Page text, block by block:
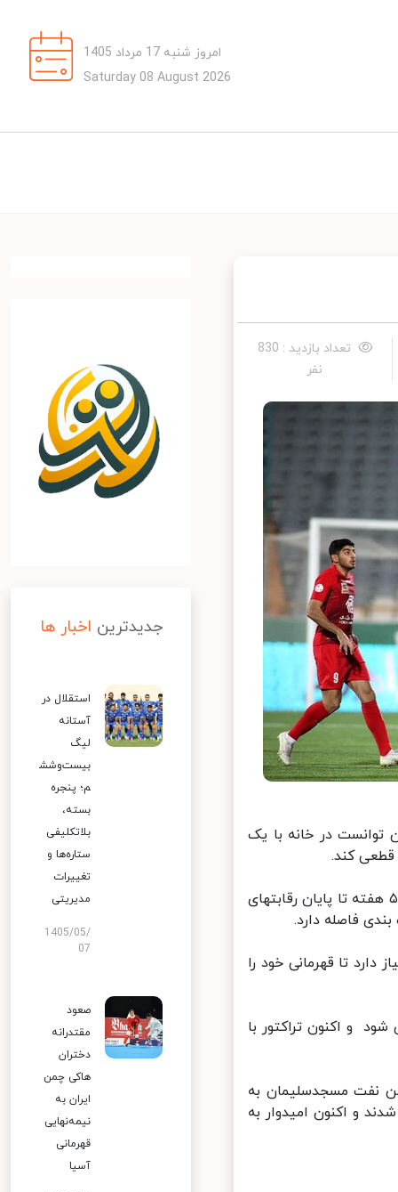
امروز شنبه 17 مرداد 1405
Saturday 08 August 2026
تعداد بازدید : 830
نفر
در خانه با یک
کند.
بی رحم اکنون فقط یک بازی تا قهرمانی در لیگ برتر فاصله دارد. ۵ هفته تا پایان رقابتهای
از ۵ بازی باقی مانده نیاز دارد تا قهرمانی خود را
فولاد باعث شد تا پرسپولیس ۵۹ امتیازی شود و اکنون تراکتور با
نفت مسجدسلیمان به
و اکنون امیدوار به
جدیدترین اخبار ها
استقلال در
آستانه
لیگ
بیست‌وشش
م؛ پنجره
بسته،
بلاتکلیفی
ستاره‌ها و
تغییرات
مدیریتی
1405/05/
07
صعود
مقتدرانه
دختران
هاکی چمن
ایران به
نیمه‌نهایی
قهرمانی
آسیا